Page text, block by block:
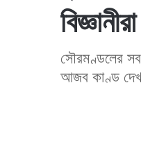
বিজ্ঞানীরা
সৌরমণ্ডলের
আজব কাণ্ড